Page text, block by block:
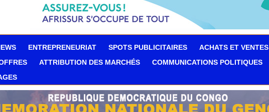
ENTREPRENEURIAT SPOTS PUBLICITAIRES ACHATS ET VENTES
ATTRIBUTION DES MARCHÉS COMMUNICATIONS POLITIQUES